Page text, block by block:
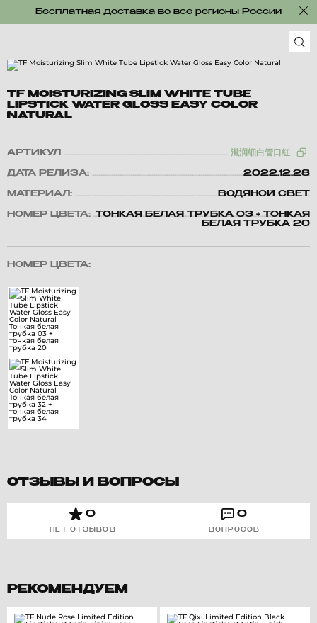
Бесплатная доставка во все регионы России
TF MOISTURIZING SLIM WHITE TUBE
LIPSTICK WATER GLOSS EASY COLOR
NATURAL
АРТИКУЛ 滋润细白管口红
ДАТА РЕЛИЗА: 2022.12.28
МАТЕРИАЛ: ВОДЯНОЙ СВЕТ
НОМЕР ЦВЕТА: ТОНКАЯ БЕЛАЯ ТРУБКА 03 + ТОНКАЯ
БЕЛАЯ ТРУБКА 20
НОМЕР ЦВЕТА:
ОТЗЫВЫ И ВОПРОСЫ
0
НЕТ ОТЗЫВОВ
0
ВОПРОСОВ
РЕКОМЕНДУЕМ